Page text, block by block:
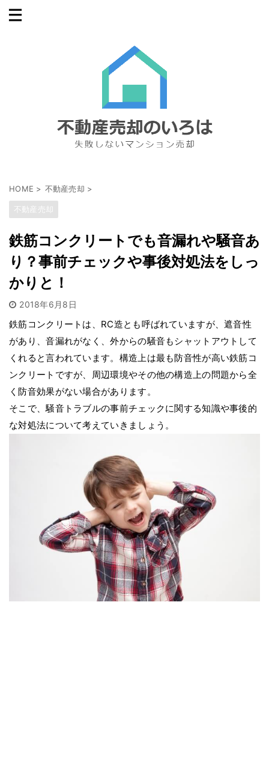
HOME > 不動産売却 >
不動産売却
鉄筋コンクリートでも音漏れや騒音あ
り？事前チェックや事後対処法をしっ
かりと！
2018年6月8日
鉄筋コンクリートは、RC造とも呼ばれていますが、遮音性
があり、音漏れがなく、外からの騒音もシャットアウトして
くれると言われています。構造上は最も防音性が高い鉄筋コ
ンクリートですが、周辺環境やその他の構造上の問題から全
く防音効果がない場合があります。
そこで、騒音トラブルの事前チェックに関する知識や事後的
な対処法について考えていきましょう。